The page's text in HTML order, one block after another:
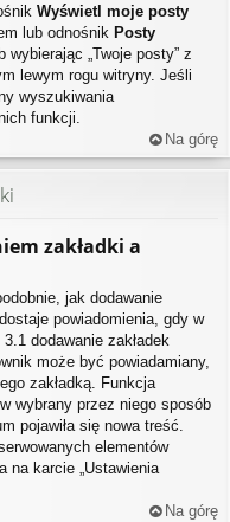
Wyświetl moje posty
lub odnośnik Posty
„Twoje posty” z
lewym rogu witryny. Jeśli
wyszukiwania
funkcji.
Na górę
zakładki a
jak dodawanie
powiadomienia, gdy w
dodawanie zakładek
może być powiadamiany,
zakładką. Funkcja
wybrany przez niego sposób
pojawiła się nowa treść.
elementów
na karcie „Ustawienia
Na górę